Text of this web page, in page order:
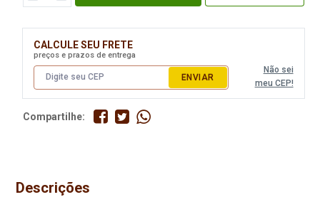
CALCULE SEU FRETE
preços e prazos de entrega
ENVIAR
Não sei
meu CEP!
Compartilhe:
Descrições